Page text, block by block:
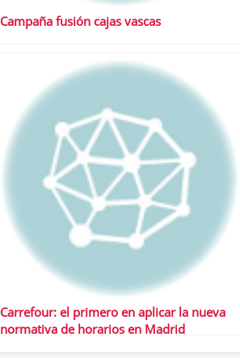
Campaña fusión cajas vascas
Carrefour: el primero en aplicar la nueva
normativa de horarios en Madrid